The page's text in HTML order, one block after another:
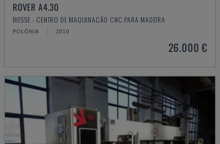
ROVER A4.30
BIESSE - CENTRO DE MAQUINAÇÃO CNC PARA MADEIRA
POLÓNIA 2010
26.000 €